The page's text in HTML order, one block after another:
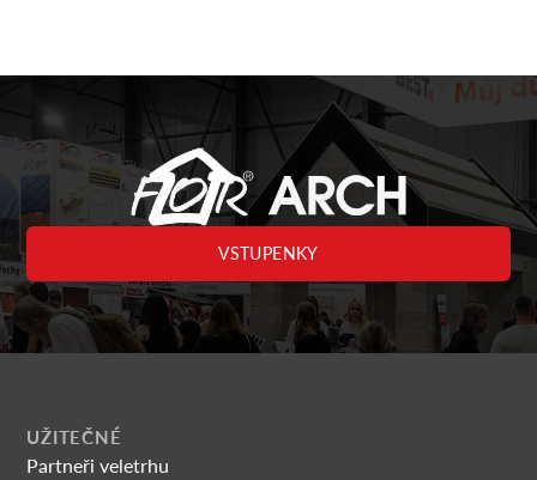
VSTUPENKY
UŽITEČNÉ
Partneři veletrhu